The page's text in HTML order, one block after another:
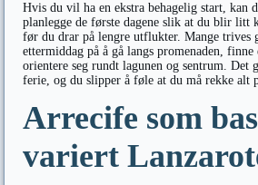
Hvis du vil ha en ekstra behagelig start, kan
planlegge de første dagene slik at du blir litt
før du drar på lengre utflukter. Mange trives
ettermiddag på å gå langs promenaden,
orientere seg rundt lagunen og sentrum. Det
ferie, og du slipper å føle at du må rekke alt
Arrecife som
variert